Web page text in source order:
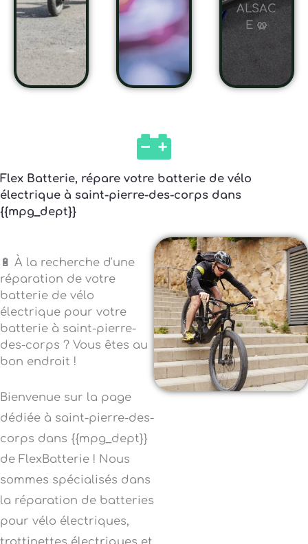
ALSAC
E 🥨
Flex Batterie, répare votre batterie de vélo
électrique à saint-pierre-des-corps dans
{{mpg_dept}}
🔋 À la recherche d'une
réparation de votre
batterie de vélo
électrique pour votre
batterie à saint-pierre-
des-corps ? Vous êtes au
bon endroit !
Bienvenue sur la page
dédiée à saint-pierre-des-
corps dans {{mpg_dept}}
de FlexBatterie ! Nous
sommes spécialisés dans
la réparation de batteries
pour vélo électriques,